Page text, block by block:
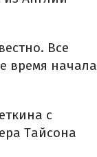
Все
время начала
с
Тайсона